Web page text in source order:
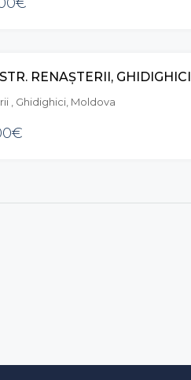
RENAȘTERII, GHIDIGHICI
, Ghidighici, Moldova